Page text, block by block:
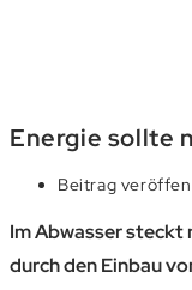
Energie sollte
Beitrag
Im Abwasser steckt
durch den Einbau